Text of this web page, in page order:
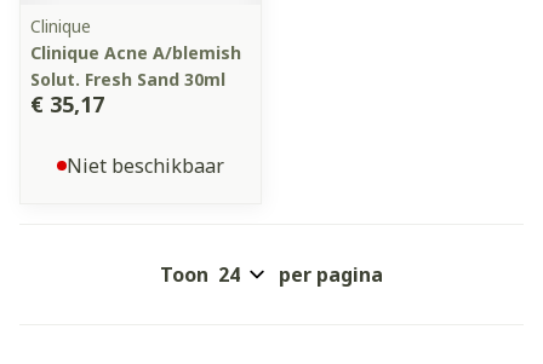
Clinique
Clinique Acne A/blemish
Solut. Fresh Sand 30ml
€ 35,17
Niet beschikbaar
Toon per pagina